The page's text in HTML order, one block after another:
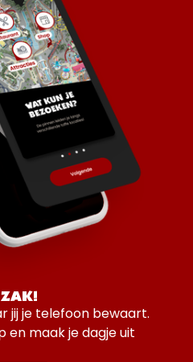
jij je telefoon bewaart.
en maak je dagje uit